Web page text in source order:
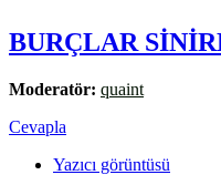
BURÇLAR
Moderatör: quaint
Cevapla
Yazıcı görüntüsü